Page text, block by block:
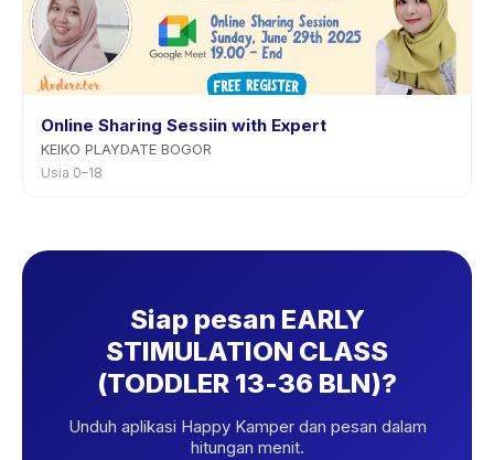
Online Sharing Sessiin with Expert
KEIKO PLAYDATE BOGOR
Usia 0–18
Siap pesan EARLY
STIMULATION CLASS
(TODDLER 13-36 BLN)?
Unduh aplikasi Happy Kamper dan pesan dalam
hitungan menit.